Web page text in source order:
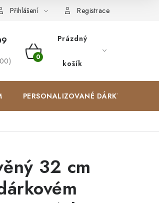
Spolupracujeme Blog
Přihlášení Registrace
NÁKUPNÍ
Prázdný
košík
PERSONALIZOVANÉ DÁRKY ✨
32 cm